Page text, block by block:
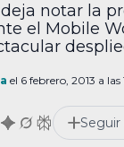
notar la
el Mobile
excepción
sólo
de
el 6 febrero, 2013 a las
Seguir